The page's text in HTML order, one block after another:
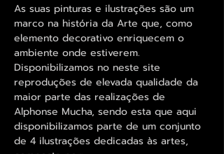
As suas pinturas e ilustrações são um
marco na história da Arte que, como
elemento decorativo enriquecem o
ambiente onde estiverem.
Disponibilizamos no neste site
reproduções de elevada qualidade da
maior parte das realizações de
Alphonse Mucha, sendo esta que aqui
disponibilizamos parte de um conjunto
de 4 ilustrações dedicadas às artes,